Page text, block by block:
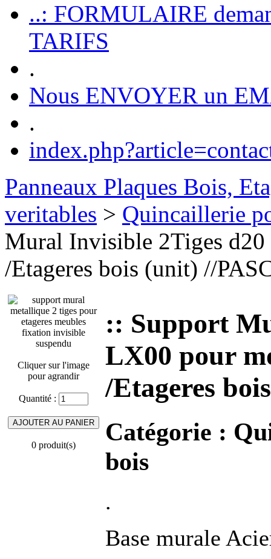
..: FORMULAIRE
TARIFS
.
Nous ENVOYER un
.
Panneaux Plaques Bois,
veritables > Quincaillerie
Mural Invisible 2Tiges
/Etageres bois (unit) //
Cliquer sur l'image
pour agrandir
Quantité :
0 produit(s)
:: Support
LX00 pour
/Etageres
Catégorie :
bois
.
Base murale